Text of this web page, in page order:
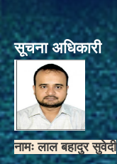
सूचना अधिकारी
नामः लाल बहादुर सुवेदी